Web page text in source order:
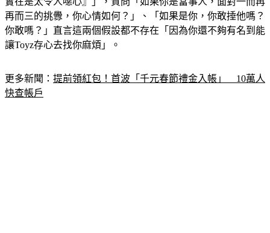
你敢嗎？」直言這兩個假設都不存在「因為你還不夠有名到能
讓Toyz存心去找你麻煩」。
快查帳戶